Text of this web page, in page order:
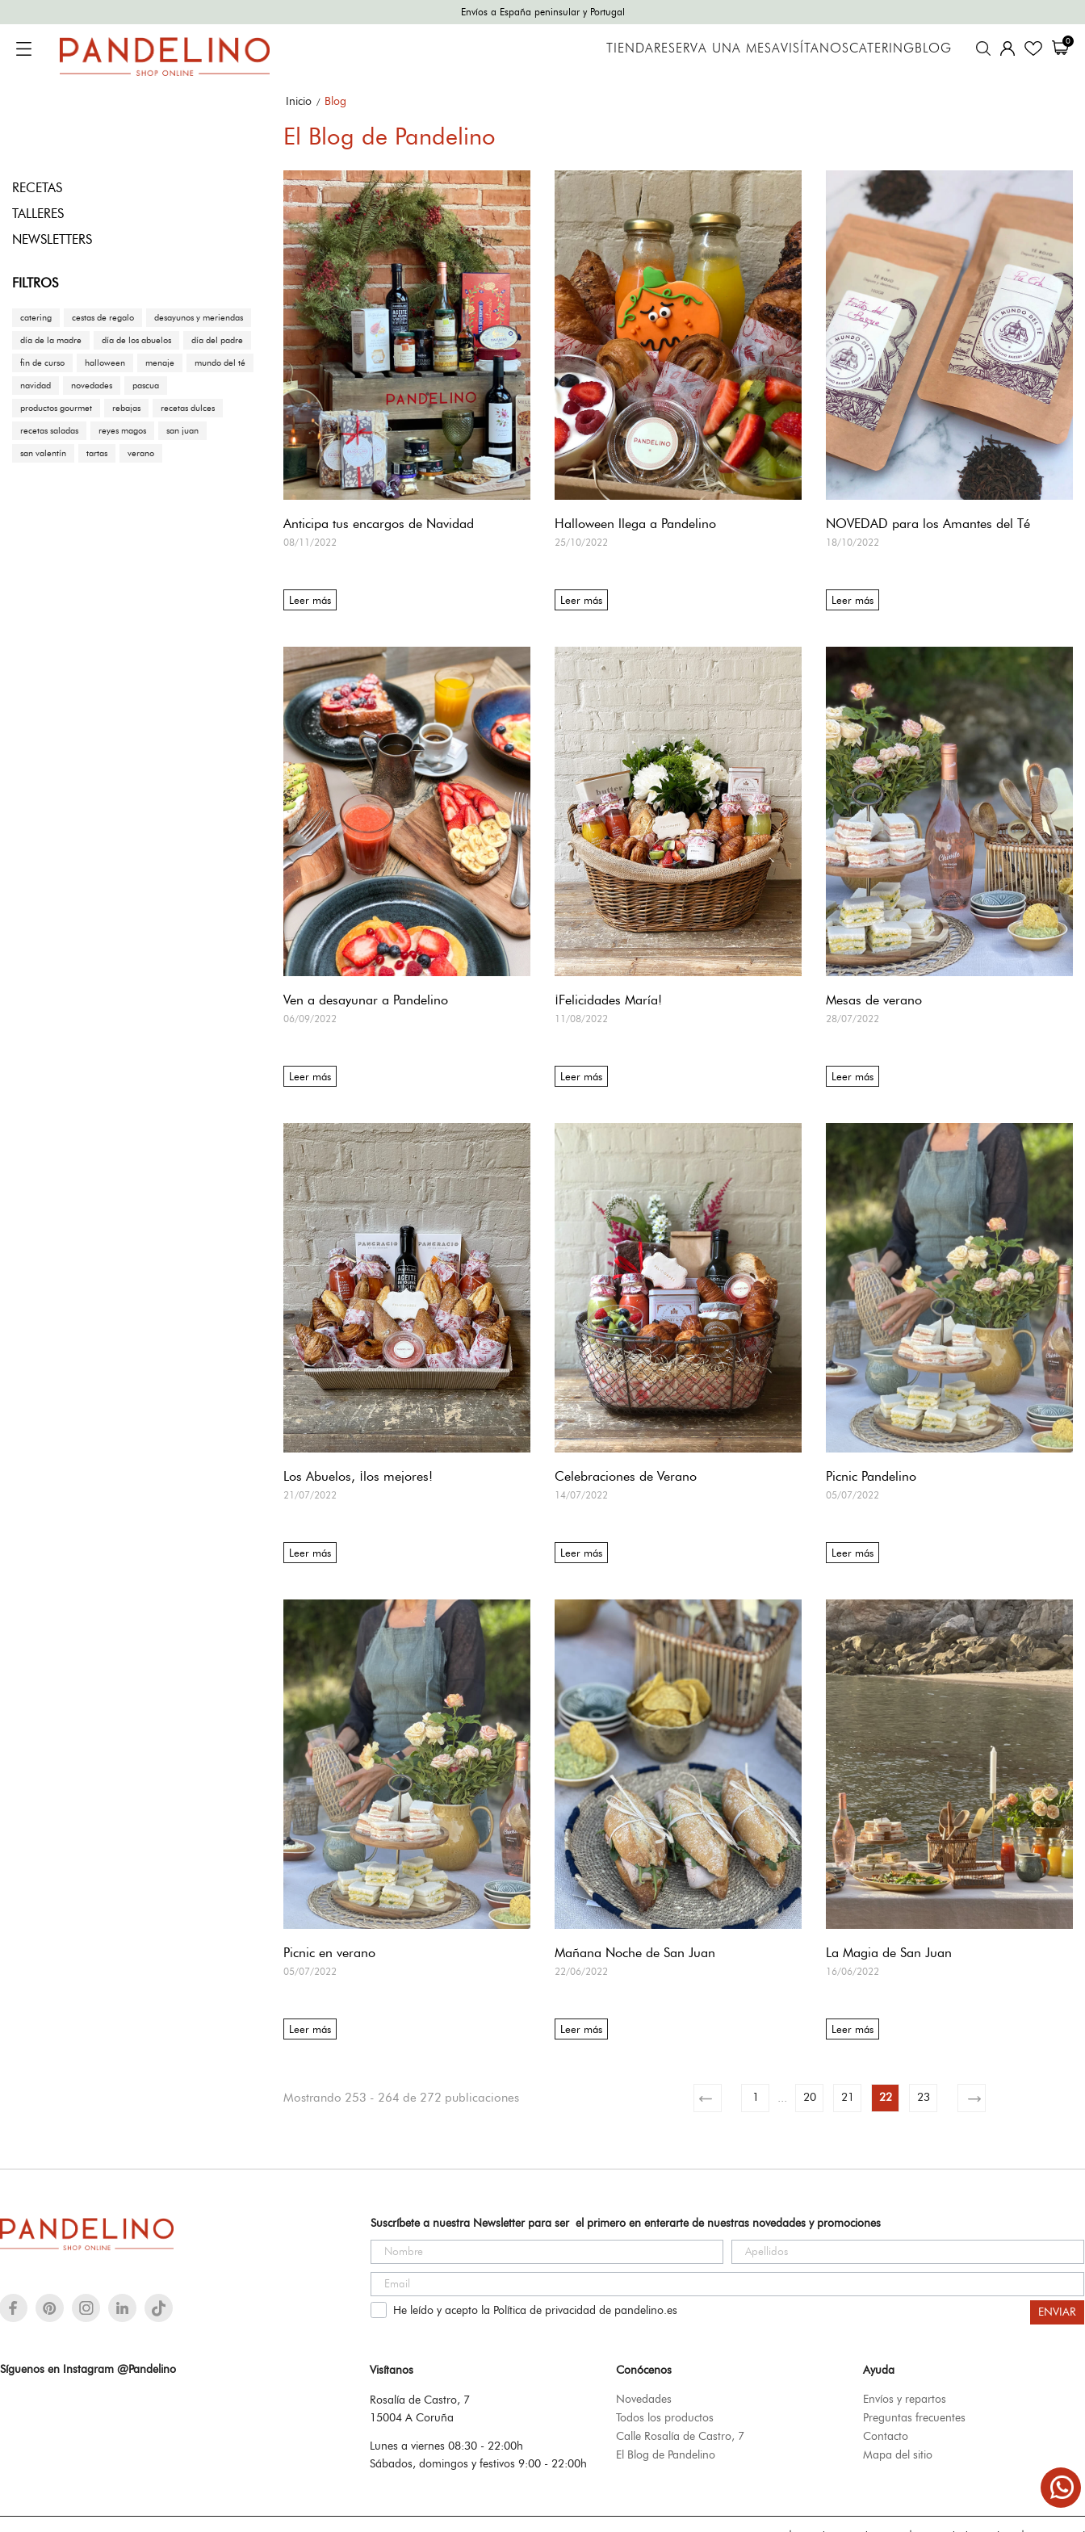
Envíos a España peninsular y Portugal
0
TIENDARESERVA UNA MESAVISÍTANOSCATERINGBLOG
Inicio Blog
El Blog de Pandelino
RECETAS
TALLERES
NEWSLETTERS
FILTROS
catering cestas de regalo
desayunos y meriendas
día de la madre
día de los abuelos
día del padre
fin de curso
halloween menaje
mundo del té
navidad
novedades
pascua
productos gourmet
rebajas
recetas dulces
recetas saladas
reyes magos
san juan
san valentín
tartas verano
Anticipa tus encargos de Navidad
08/11/2022
Leer más
Halloween llega a Pandelino
25/10/2022
Leer más
NOVEDAD para los Amantes del Té
18/10/2022
Leer más
Ven a desayunar a Pandelino
06/09/2022
Leer más
¡Felicidades María!
11/08/2022
Leer más
Mesas de verano
28/07/2022
Leer más
Los Abuelos, ¡los mejores!
21/07/2022
Leer más
Celebraciones de Verano
14/07/2022
Leer más
Picnic Pandelino
05/07/2022
Leer más
Picnic en verano
05/07/2022
Leer más
Mañana Noche de San Juan
22/06/2022
Leer más
La Magia de San Juan
16/06/2022
Leer más
Mostrando 253 - 264 de 272 publicaciones 1 ... 20 21 22 23
Síguenos en Instagram @Pandelino
Suscríbete a nuestra Newsletter para ser el primero en enterarte de nuestras novedades y promociones
He leído y acepto la Política de privacidad de pandelino.es ENVIAR
Visítanos
Rosalía de Castro, 7
15004 A Coruña
Lunes a viernes 08:30 - 22:00h
Sábados, domingos y festivos 9:00 - 22:00h
Conócenos
Novedades
Todos los productos
Calle Rosalía de Castro, 7
El Blog de Pandelino
Ayuda
Envíos y repartos
Preguntas frecuentes
Contacto
Mapa del sitio